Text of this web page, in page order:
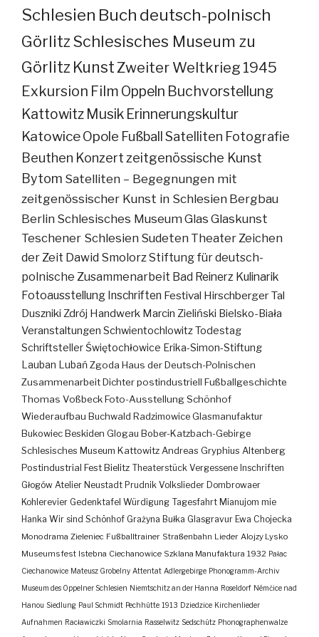
Schlesien Buch deutsch-polnisch
GörlitzSchlesisches Museum zu
Görlitz KunstZweiter Weltkrieg 1945
Exkursion Film Oppeln Buchvorstellung
Kattowitz Musik Erinnerungskultur
KatowiceOpole FußballSatelliten Fotografie
Beuthen Konzertzeitgenössische Kunst
Bytom Satelliten – Begegnungen mit
zeitgenössischer Kunst in Schlesien Bergbau
Berlin Schlesisches MuseumGlas Glaskunst
Teschener Schlesien Sudeten TheaterZeichen
der Zeit Dawid SmolorzStiftung für deutsch-
polnische Zusammenarbeit Bad Reinerz Kulinarik
Fotoausstellung Inschriften Festival Hirschberger Tal
Duszniki Zdrój Handwerk Marcin Zieliński Bielsko-Biała
Veranstaltungen SchwientochlowitzTodestag
SchriftstellerŚwiętochłowice Erika-Simon-Stiftung
Lauban LubańZgoda Haus der Deutsch-Polnischen
ZusammenarbeitDichterpostindustriell Fußballgeschichte
Thomas VoßbeckFoto-AusstellungSchönhof
Wiederaufbau Buchwald Radzimowice Glasmanufaktur
Bukowiec Beskiden Glogau Bober-Katzbach-Gebirge
Schlesisches Museum Kattowitz Andreas Gryphius Altenberg
Postindustrial Fest Bielitz Theaterstück Vergessene Inschriften
Głogów Atelier Neustadt Prudnik Volkslieder Dombrowaer
Kohlerevier Gedenktafel Würdigung Tagesfahrt Mianujom mie
Hanka Wir sind Schönhof Grażyna Bułka Glasgravur Ewa Chojecka
Monodrama Zieleniec Fußballtrainer Straßenbahn Lieder Alojzy Lysko
Museumsfest Istebna Ciechanowice Szklana Manufaktura 1932 Pałac
Ciechanowice Mateusz Grobelny Attentat Adlergebirge Phonogramm-Archiv
Museum des Oppelner Schlesien Niemtschitz an der Hanna Roseldorf Némčice nad
Hanou Siedlung Paul Schmidt Pechhütte 1913 Dziedzice Kirchenlieder
Aufnahmen Racławiczki Smolarnia Rasselwitz Sedschütz Phonographenwalze